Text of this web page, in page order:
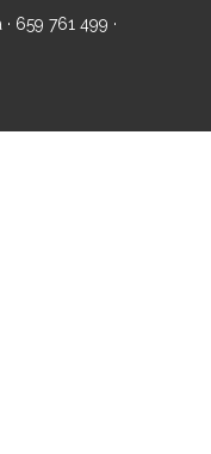
659 761 499 ·